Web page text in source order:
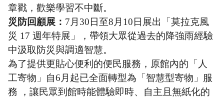
章戳，歡樂學習不中斷。
災防回顧展： 7 月30日至8月10日展出「莫拉克風
災 17 週年特展」，帶領大眾從過去的降強雨經驗
中汲取防災與調適智慧。
為了提供更貼心便利的便民服務，原館內的「人
工寄物」自6月起已全面轉型為「智慧型寄物」服
務 ，讓民眾到館時能體驗即時、自主且無紙化的